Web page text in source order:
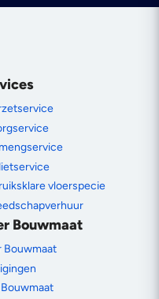
vloerspecie
Bouwmaat
Bouwmaat